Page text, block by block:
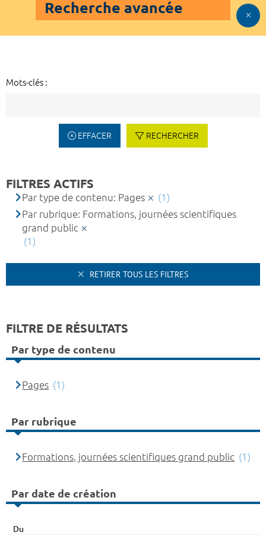
Recherche avancée
Mots-clés :
EFFACER RECHERCHER
FILTRES ACTIFS
Par type de contenu: Pages
(1)
Par rubrique: Formations, journées scientifiques
grand public
(1)
RETIRER TOUS LES FILTRES
FILTRE DE RÉSULTATS
Par type de contenu
Pages (1)
Par rubrique
Formations, journées scientifiques grand public (1)
Par date de création
Du